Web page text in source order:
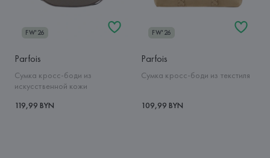
FW'26
Parfois
Сумка кросс-боди из
искусственной кожи
119,99 BYN
FW'26
Parfois
Сумка кросс-боди из текстиля
109,99 BYN